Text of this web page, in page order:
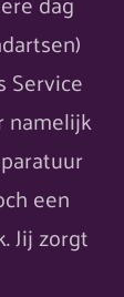
Service
namelijk
een
Jij zorgt